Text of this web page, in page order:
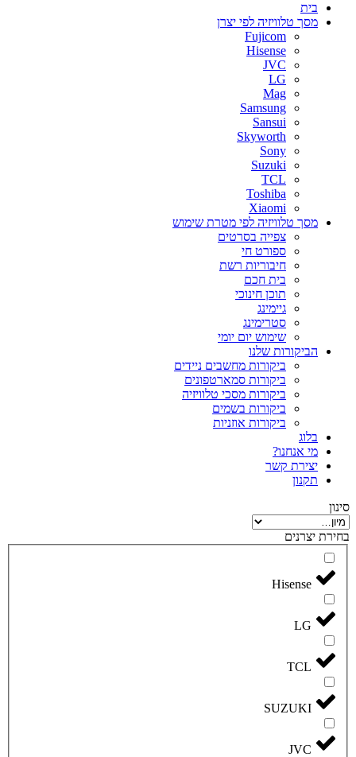
בית
מסך טלוויזיה לפי יצרן
Fujicom
Hisense
JVC
LG
Mag
Samsung
Sansui
Skyworth
Sony
Suzuki
TCL
Toshiba
Xiaomi
מסך טלוויזיה לפי מטרת שימוש
צפייה בסרטים
ספורט חי
חיבוריות רשת
בית חכם
תוכן חינוכי
גיימינג
סטרימינג
שימוש יום יומי
הביקורות שלנו
ביקורות מחשבים ניידים
ביקורות סמארטפונים
ביקורות מסכי טלוויזיה
ביקורות בשמים
ביקורות אוזניות
בלוג
מי אנחנו?
יצירת קשר
תקנון
סינון
בחירת יצרנים
Hisense
LG
TCL
SUZUKI
JVC